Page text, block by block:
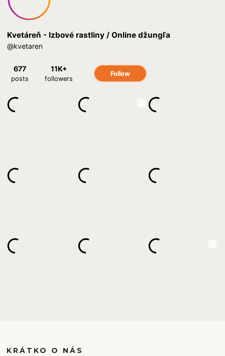
KRÁTKO O NÁS